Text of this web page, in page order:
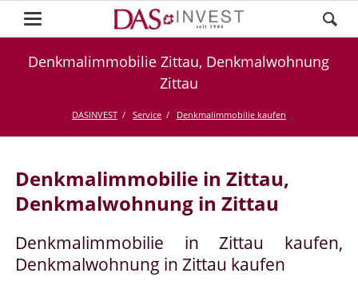
Denkmalimmobilie Zittau, Denkmalwohnung
Zittau
DASINVEST Service Denkmalimmobilie kaufen
Denkmalimmobilie in Zittau,
Denkmalwohnung in Zittau
Denkmalimmobilie in Zittau kaufen,
Denkmalwohnung in Zittau kaufen